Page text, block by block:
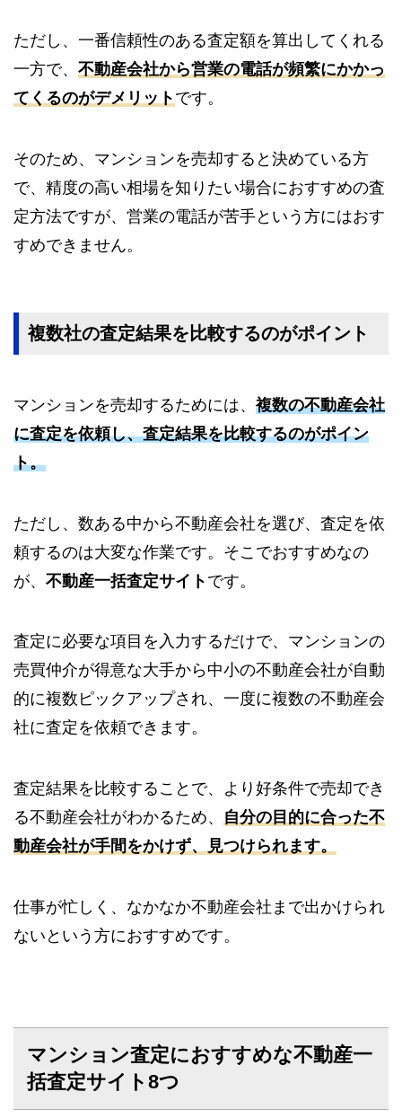
ただし、一番信頼性のある査定額を算出してくれる
一方で、 不動産会社から営業の電話が頻繁にかかっ
てくるのがデメリット です。
そのため、マンションを売却すると決めている方
で、精度の高い相場を知りたい場合におすすめの査
定方法ですが、営業の電話が苦手という方にはおす
すめできません。
複数社の査定結果を比較するのがポイント
マンションを売却するためには、 複数の不動産会社
に査定を依頼し、査定結果を比較するのがポイン
ト。
ただし、数ある中から不動産会社を選び、査定を依
頼するのは大変な作業です。そこでおすすめなの
が、 不動産一括査定サイト です。
査定に必要な項目を入力するだけで、マンションの
売買仲介が得意な大手から中小の不動産会社が自動
的に複数ピックアップされ、一度に複数の不動産会
社に査定を依頼できます。
査定結果を比較することで、より好条件で売却でき
る不動産会社がわかるため、 自分の目的に合った不
動産会社が手間をかけず、見つけられます。
仕事が忙しく、なかなか不動産会社まで出かけられ
ないという方におすすめです。
マンション査定におすすめな不動産一
括査定サイト8つ